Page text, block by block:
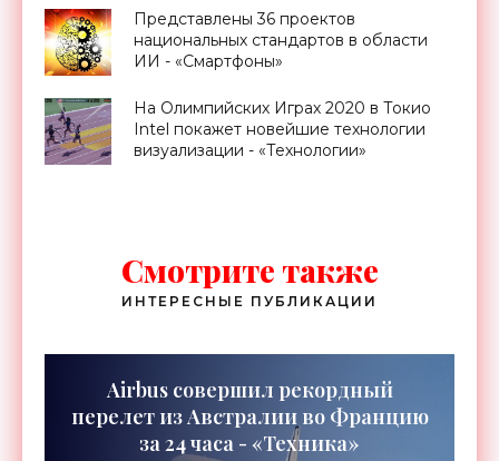
Представлены 36 проектов
национальных стандартов в области
ИИ - «Смартфоны»
На Олимпийских Играх 2020 в Токио
Intel покажет новейшие технологии
визуализации - «Технологии»
Смотрите также
ИНТЕРЕСНЫЕ ПУБЛИКАЦИИ
Airbus совершил рекордный
перелет из Австралии во Францию
за 24 часа - «Техника»